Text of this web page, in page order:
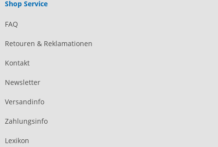
Shop Service
FAQ
Retouren & Reklamationen
Kontakt
Newsletter
Versandinfo
Zahlungsinfo
Lexikon